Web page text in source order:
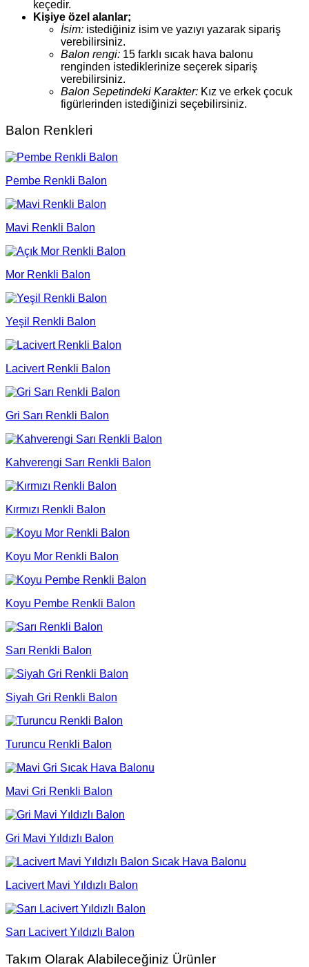
keçedir.
Kişiye özel alanlar;
İsim: istediğiniz isim ve yazıyı yazarak sipariş
verebilirsiniz.
Balon rengi: 15 farklı sıcak hava balonu
renginden istediklerinize seçerek sipariş
verebilirsiniz.
Balon Sepetindeki Karakter: Kız ve erkek çocuk
figürlerinden istediğinizi seçebilirsiniz.
Balon Renkleri
Pembe Renkli Balon
Mavi Renkli Balon
Mor Renkli Balon
Yeşil Renkli Balon
Lacivert Renkli Balon
Gri Sarı Renkli Balon
Kahverengi Sarı Renkli Balon
Kırmızı Renkli Balon
Koyu Mor Renkli Balon
Koyu Pembe Renkli Balon
Sarı Renkli Balon
Siyah Gri Renkli Balon
Turuncu Renkli Balon
Mavi Gri Renkli Balon
Gri Mavi Yıldızlı Balon
Lacivert Mavi Yıldızlı Balon
Sarı Lacivert Yıldızlı Balon
Takım Olarak Alabileceğiniz Ürünler